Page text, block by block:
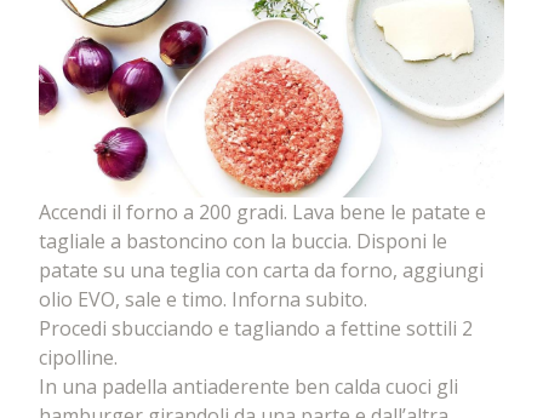
Accendi il forno a 200 gradi. Lava bene le patate e
tagliale a bastoncino con la buccia. Disponi le
patate su una teglia con carta da forno, aggiungi
olio EVO, sale e timo. Inforna subito.
Procedi sbucciando e tagliando a fettine sottili 2
cipolline.
In una padella antiaderente ben calda cuoci gli